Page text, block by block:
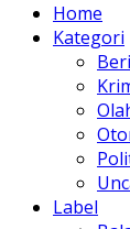
Home
Kategori
Label